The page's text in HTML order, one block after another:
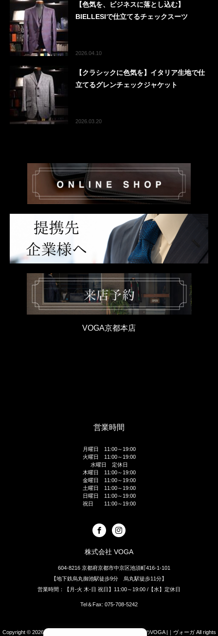
【色気を、ビジネスに落とし込む】
BIELLESIで仕立てるチェックスーツ
2026.04.10
【クラシックに色気を】イタリア生地で仕
立てるグレンチェックジャケット
2026.03.20
VOGA京都本店
営業時間
月曜日 11:00～19:00
火曜日 11:00～19:00
水曜日 定休日
木曜日 11:00～19:00
金曜日 11:00～19:00
土曜日 11:00～19:00
日曜日 11:00～19:00
祝日 11:00～19:00
株式会社 VOGA
604-8216 京都府京都市中京区池須町416-1-101
【地下鉄烏丸御池駅徒歩9分 烏丸駅徒歩11分】
営業時間：【月-火 木-日 祝日】11:00～19:00 /【水】定休日
Tel＆Fax: 075-708-5242
Copyright © 2026 [四条烏丸]京都のオーダースーツ・シャツのVOGA |｜ヴォーガAll rights